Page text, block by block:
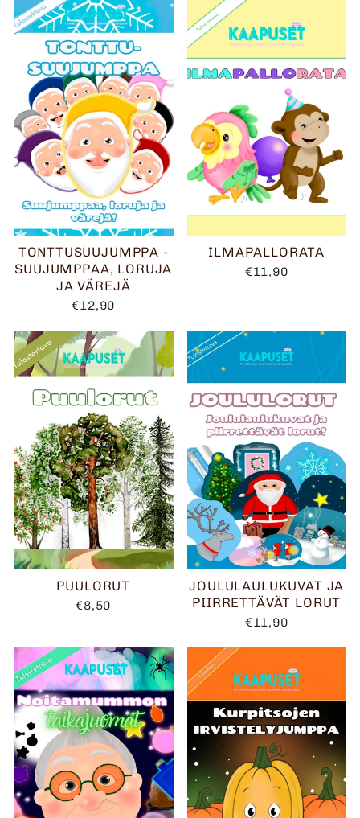
TONTTUSUUJUMPPA -
SUUJUMPPAA, LORUJA
JA VÄREJÄ
€12,90
ILMAPALLORATA
€11,90
PUULORUT
€8,50
JOULULAULUKUVAT JA
PIIRRETTÄVÄT LORUT
€11,90